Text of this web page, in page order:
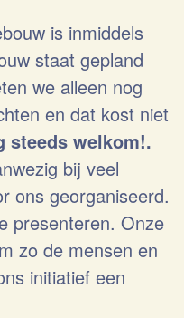
is inmiddels
staat gepland
we alleen nog
en dat kost niet
steeds welkom!.
bij veel
ons georganiseerd.
presenteren. Onze
zo de mensen en
initiatief een